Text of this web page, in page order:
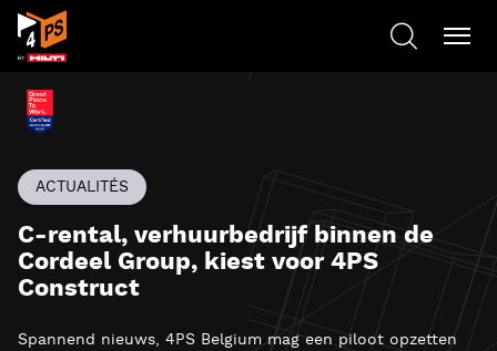
ACTUALITÉS
C-rental, verhuurbedrijf binnen de
Cordeel Group, kiest voor 4PS
Construct
Spannend nieuws, 4PS Belgium mag een piloot opzetten